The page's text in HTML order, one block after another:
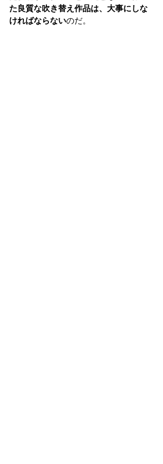
た良質な吹き替え作品は、大事にしな
ければならないのだ。